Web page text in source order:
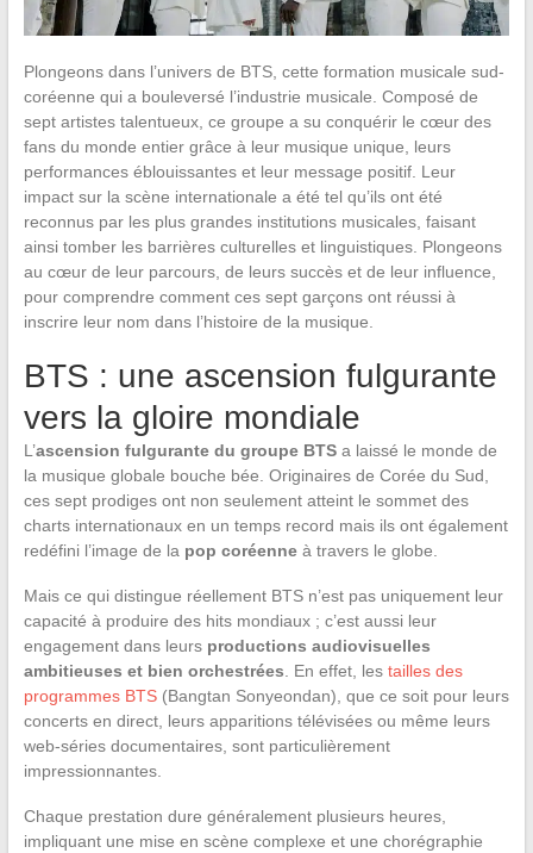
Plongeons dans l’univers de BTS, cette formation musicale sud-
coréenne qui a bouleversé l’industrie musicale. Composé de
sept artistes talentueux, ce groupe a su conquérir le cœur des
fans du monde entier grâce à leur musique unique, leurs
performances éblouissantes et leur message positif. Leur
impact sur la scène internationale a été tel qu’ils ont été
reconnus par les plus grandes institutions musicales, faisant
ainsi tomber les barrières culturelles et linguistiques. Plongeons
au cœur de leur parcours, de leurs succès et de leur influence,
pour comprendre comment ces sept garçons ont réussi à
inscrire leur nom dans l’histoire de la musique.
BTS : une ascension fulgurante
vers la gloire mondiale
L’ascension fulgurante du groupe BTSa laissé le monde de
la musique globale bouche bée. Originaires de Corée du Sud,
ces sept prodiges ont non seulement atteint le sommet des
charts internationaux en un temps record mais ils ont également
redéfini l’image de la pop coréenneà travers le globe.
Mais ce qui distingue réellement BTS n’est pas uniquement leur
capacité à produire des hits mondiaux ; c’est aussi leur
engagement dans leurs productions audiovisuelles
ambitieuses et bien orchestrées. En effet, les tailles des
programmes BTS(Bangtan Sonyeondan), que ce soit pour leurs
concerts en direct, leurs apparitions télévisées ou même leurs
web-séries documentaires, sont particulièrement
impressionnantes.
Chaque prestation dure généralement plusieurs heures,
impliquant une mise en scène complexe et une chorégraphie